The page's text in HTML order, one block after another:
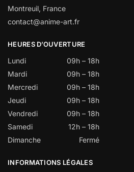
Montreuil, France
contact@anime-art.fr
HEURES D’OUVERTURE
Lundi
09h – 18h
Mardi
09h – 18h
Mercredi
09h – 18h
Jeudi
09h – 18h
Vendredi
09h – 18h
Samedi
12h – 18h
Dimanche
Fermé
INFORMATIONS LÉGALES